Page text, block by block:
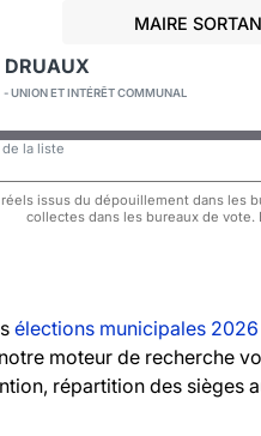
MAIRE
DRUAUX
- UNION ET INTÉRÊT COMMUNAL
la liste
réels issus du dépouillement dans les
collectes dans les bureaux de vote.
élections municipales 2026
moteur de recherche
répartition des sièges